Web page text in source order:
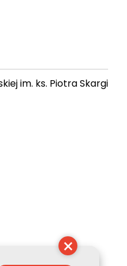
im. ks. Piotra Skargi
×